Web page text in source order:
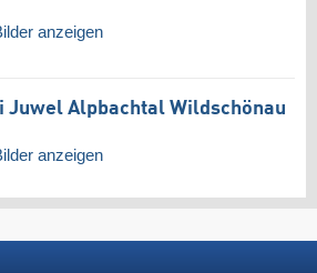
anzeigen
Juwel Alpbachtal Wildschönau
anzeigen